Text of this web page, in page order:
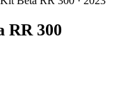
RR 300